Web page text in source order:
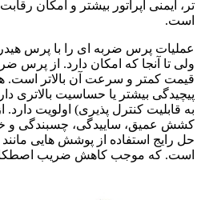
تر، ایمنی اپراتور بیشتر و امکان
است.
عملیات پرس ضربه ای را با پرس
ولی تا آنجا که امکان دارد. از پرس
قیمت کمتر و سرعت آن بالاتر است.
پیچیدگی بیشتر یا حساسیت بالاتری
به قابلیت کنترل پذیری) اولویت
کشش عمیق، ساییدگی، چسبندگی و
است. که موجب کاهش ضریب